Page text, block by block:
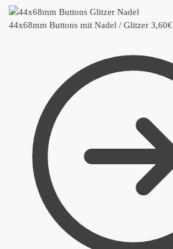
44x68mm Buttons mit Nadel / Glitzer 3,60€